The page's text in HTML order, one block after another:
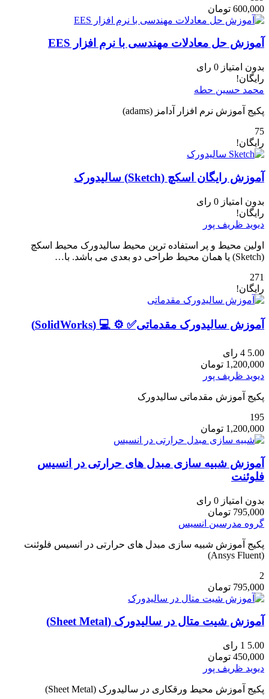
600,000 تومان
آموزش حل معادلات مهندسی با نرم افزار EES
بدون امتیاز 0 رای
رایگان!
محمد حسین حطه
پکیج آموزش نرم افزار آدامز (adams)
75
رایگان!
آموزش رایگان اسکچ (Sketch) سالیدورک
بدون امتیاز 0 رای
رایگان!
دیوید ظریف پور
اولین محیط و پر استفاده ترین محیط سالیدورک محیط اسکچ
(Sketch) یا همان محیط طراحی دو بعدی می باشد. با…
271
رایگان!
آموزش سالیدورک مقدماتی✅ ⚙️ 💻 (SolidWorks)
5.00 4 رای
1,200,000 تومان
دیوید ظریف پور
پکیج آموزش مقدماتی سالیدورک
195
1,200,000 تومان
آموزش شبیه سازی مبدل‌ های حرارتی در انسیس
فلوئنت
بدون امتیاز 0 رای
795,000 تومان
گروه مدرسین انسیس
پکیج آموزش شبیه سازی مبدل های حرارتی در انسیس فلوئنت
(Ansys Fluent)
2
795,000 تومان
آموزش شیت متال در سالیدورک (Sheet Metal)
5.00 1 رای
450,000 تومان
دیوید ظریف پور
پکیج آموزش محیط ورقکاری در سالیدورک (Sheet Metal)